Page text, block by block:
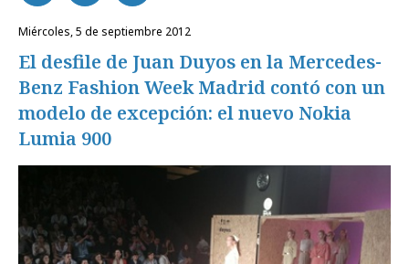
miércoles, 5 de septiembre 2012
El desfile de Juan Duyos en la Mercedes-
Benz Fashion Week Madrid contó con un
modelo de excepción: el nuevo Nokia
Lumia 900